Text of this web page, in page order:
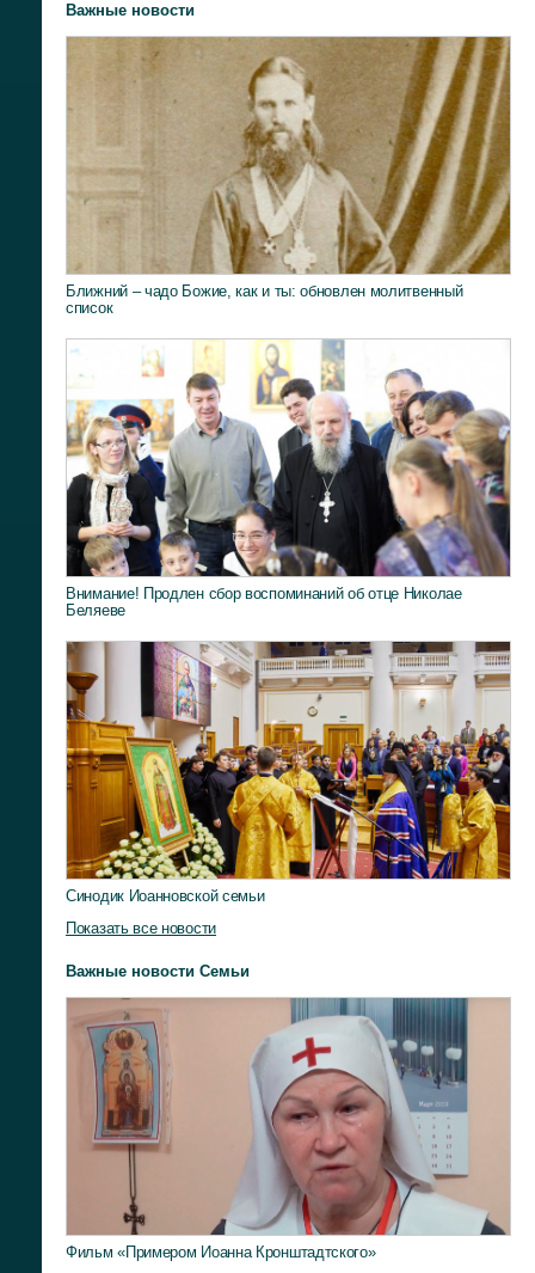
Важные новости
Ближний – чадо Божие, как и ты: обновлен молитвенный
список
Внимание! Продлен сбор воспоминаний об отце Николае
Беляеве
Синодик Иоанновской семьи
Показать все новости
Важные новости Семьи
Фильм «Примером Иоанна Кронштадтского»